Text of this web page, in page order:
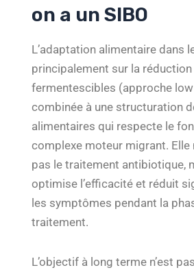
on a un SIBO
L’adaptation alimentaire dans
principalement sur la
fermentescibles (approche low
combinée à une structuration
alimentaires qui respecte le
complexe moteur migrant. Elle
pas le traitement antibiotique,
optimise l’efficacité et réduit
les symptômes pendant la
traitement.
L’objectif à long terme n’est